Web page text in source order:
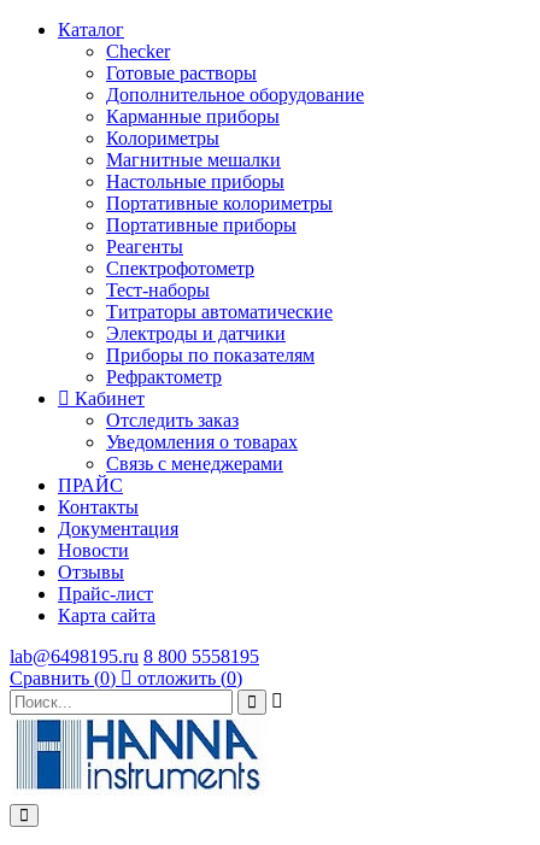
Каталог
Checker
Готовые растворы
Дополнительное оборудование
Карманные приборы
Колориметры
Магнитные мешалки
Настольные приборы
Портативные колориметры
Портативные приборы
Реагенты
Спектрофотометр
Тест-наборы
Титраторы автоматические
Электроды и датчики
Приборы по показателям
Рефрактометр
Кабинет
Отследить заказ
Уведомления о товарах
Связь с менеджерами
ПРАЙС
Контакты
Документация
Новости
Отзывы
Прайс-лист
Карта сайта
lab@6498195.ru 8 800 5558195
Сравнить (0) отложить (0)